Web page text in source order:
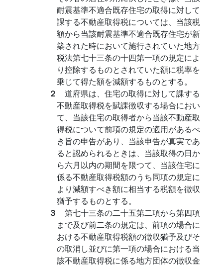
耐震基準不適合既存住宅の取得に対して
課する不動産取得税については、当該税
額から当該耐震基準不適合既存住宅が新
築された時において施行されていた地方
税法第七十三条の十四第一項の規定によ
り控除するものとされていた額に税率を
乗じて得た額を減額するものとする。
２ 道府県は、住宅の取得に対して課する
不動産取得税を賦課徴収する場合におい
て、当該住宅の取得者から当該不動産取
得税について前項の規定の適用があるべ
き旨の申告があり、当該申告が真実であ
ると認められるときは、当該取得の日か
ら六月以内の期間を限つて、当該住宅に
係る不動産取得税額のうち同項の規定に
より減額すべき額に相当する税額を徴収
猶予するものとする。
３ 第七十三条の二十五第二項から第四項
まで及び前二条の規定は、前項の場合に
おける不動産取得税額の徴収猶予及びそ
の取消し並びに第一項の場合における当
該不動産取得税に係る地方団体の徴収金